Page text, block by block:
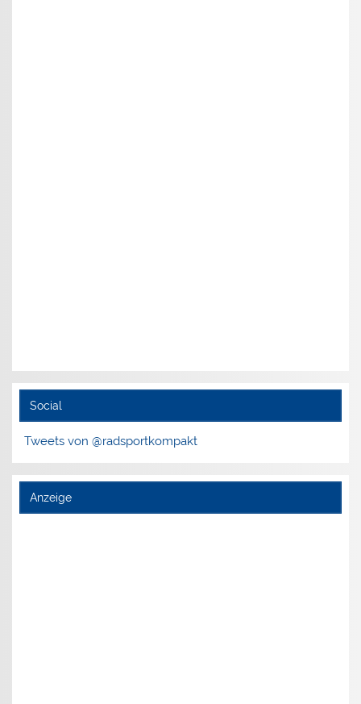
Social
Tweets von @radsportkompakt
Anzeige